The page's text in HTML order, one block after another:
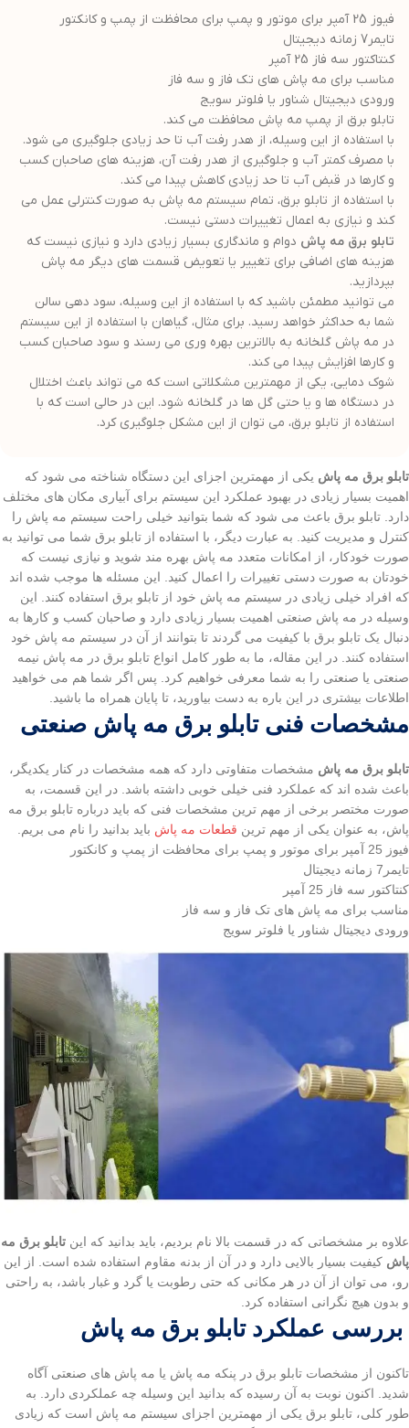
فیوز 25 آمپر برای موتور و پمپ برای محافظت از پمپ و کانکتور
تایمر7 زمانه دیجیتال
کنتاکتور سه فاز 25 آمپر
مناسب برای مه پاش های تک فاز و سه فاز
ورودی دیجیتال شناور یا فلوتر سویج
تابلو برق از پمپ مه پاش محافظت می کند.
با استفاده از این وسیله، از هدر رفت آب تا حد زیادی جلوگیری می شود.
با مصرف کمتر آب و جلوگیری از هدر رفت آن، هزینه های صاحبان کسب
و کارها در قبض آب تا حد زیادی کاهش پیدا می کند.
با استفاده از تابلو برق، تمام سیستم مه پاش به صورت کنترلی عمل می
کند و نیازی به اعمال تغییرات دستی نیست.
تابلو برق مه پاش دوام و ماندگاری بسیار زیادی دارد و نیازی نیست که
هزینه های اضافی برای تغییر یا تعویض قسمت های دیگر مه پاش
بپردازید.
می توانید مطمئن باشید که با استفاده از این وسیله، سود دهی سالن
شما به حداکثر خواهد رسید. برای مثال، گیاهان با استفاده از این سیستم
در مه پاش گلخانه به بالاترین بهره وری می رسند و سود صاحبان کسب
و کارها افزایش پیدا می کند.
شوک دمایی، یکی از مهمترین مشکلاتی است که می تواند باعث اختلال
در دستگاه ها و یا حتی گل ها در گلخانه شود. این در حالی است که با
استفاده از تابلو برق، می توان از این مشکل جلوگیری کرد.
تابلو برق مه پاش یکی از مهمترین اجزای این دستگاه شناخته می شود که
اهمیت بسیار زیادی در بهبود عملکرد این سیستم برای آبیاری مکان های مختلف
دارد. تابلو برق باعث می شود که شما بتوانید خیلی راحت سیستم مه پاش را
کنترل و مدیریت کنید. به عبارت دیگر، با استفاده از تابلو برق شما می توانید به
صورت خودکار، از امکانات متعدد مه پاش بهره مند شوید و نیازی نیست که
خودتان به صورت دستی تغییرات را اعمال کنید. این مسئله ها موجب شده اند
که افراد خیلی زیادی در سیستم مه پاش خود از تابلو برق استفاده کنند. این
وسیله در مه پاش صنعتی اهمیت بسیار زیادی دارد و صاحبان کسب و کارها به
دنبال یک تابلو برق با کیفیت می گردند تا بتوانند از آن در سیستم مه پاش خود
استفاده کنند. در این مقاله، ما به طور کامل انواع تابلو برق در مه پاش نیمه
صنعتی یا صنعتی را به شما معرفی خواهیم کرد. پس اگر شما هم می خواهید
اطلاعات بیشتری در این باره به دست بیاورید، تا پایان همراه ما باشید.
مشخصات فنی تابلو برق مه پاش صنعتی
تابلو برق مه پاش مشخصات متفاوتی دارد که همه مشخصات در کنار یکدیگر،
باعث شده اند که عملکرد فنی خیلی خوبی داشته باشد. در این قسمت، به
صورت مختصر برخی از مهم ترین مشخصات فنی که باید درباره تابلو برق مه
پاش، به عنوان یکی از مهم ترین قطعات مه پاش باید بدانید را نام می بریم.
فیوز 25 آمپر برای موتور و پمپ برای محافظت از پمپ و کانکتور
تایمر7 زمانه دیجیتال
کنتاکتور سه فاز 25 آمپر
مناسب برای مه پاش های تک فاز و سه فاز
ورودی دیجیتال شناور یا فلوتر سویج
علاوه بر مشخصاتی که در قسمت بالا نام بردیم، باید بدانید که این تابلو برق مه
پاش کیفیت بسیار بالایی دارد و در آن از بدنه مقاوم استفاده شده است. از این
رو، می توان از آن در هر مکانی که حتی رطوبت یا گرد و غبار باشد، به راحتی
و بدون هیچ نگرانی استفاده کرد.
بررسی عملکرد تابلو برق مه پاش
تاکنون از مشخصات تابلو برق در پنکه مه پاش یا مه پاش های صنعتی آگاه
شدید. اکنون نوبت به آن رسیده که بدانید این وسیله چه عملکردی دارد. به
طور کلی، تابلو برق یکی از مهمترین اجزای سیستم مه پاش است که زیادی